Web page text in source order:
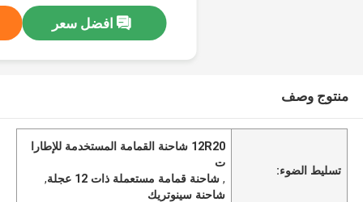
افضل سعر
منتوج وصف
تسليط الضوء:
12R20 شاحنة القمامة المستخدمة للإطارا
ت
,شاحنة قمامة مستعملة ذات 12 عجلة
,
شاحنة سينوتريك